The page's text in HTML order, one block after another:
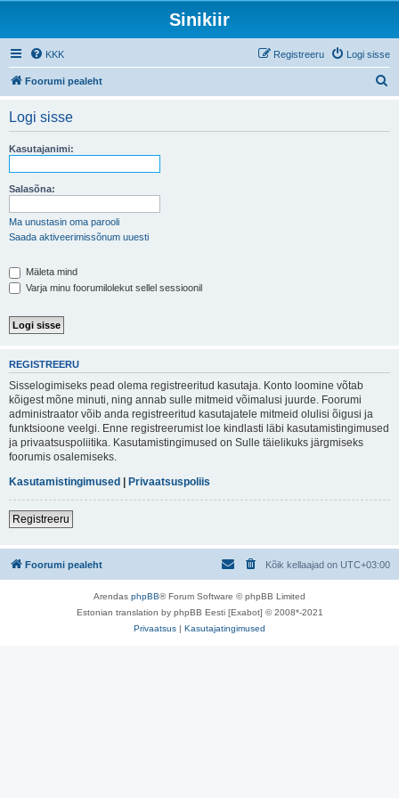
Sinikiir
KKK Logi sisse
Registreeru
Foorumi pealeht
Logi sisse
Kasutajanimi:
Salasõna:
Ma unustasin oma parooli
Saada aktiveerimissõnum uuesti
Mäleta mind
Varja minu foorumilolekut sellel sessioonil
REGISTREERU
Sisselogimiseks pead olema registreeritud kasutaja. Konto loomine võtab
kõigest mõne minuti, ning annab sulle mitmeid võimalusi juurde. Foorumi
administraator võib anda registreeritud kasutajatele mitmeid olulisi õigusi ja
funktsioone veelgi. Enne registreerumist loe kindlasti läbi kasutamistingimused
ja privaatsuspoliitika. Kasutamistingimused on Sulle täielikuks järgmiseks
foorumis osalemiseks.
Kasutamistingimused | Privaatsuspoliis
Registreeru
Foorumi pealeht Kõik kellaajad on UTC+03:00
Arendas phpBB® Forum Software © phpBB Limited
Estonian translation by phpBB Eesti [Exabot] © 2008*-2021
Privaatsus | Kasutajatingimused